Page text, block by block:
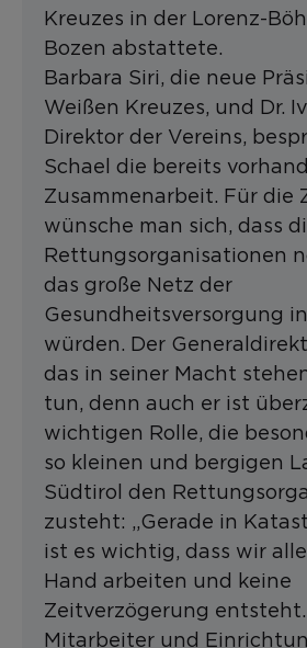
Kreuzes in der Lorenz-
Bozen abstattete.
Barbara Siri, die neue
Weißen Kreuzes, und Dr.
Direktor der Vereins,
Schael die bereits
Zusammenarbeit. Für die
wünsche man sich, dass
Rettungsorganisationen
das große Netz der
Gesundheitsversorgung
würden. Der
das in seiner Macht
tun, denn auch er ist
wichtigen Rolle, die
so kleinen und bergigen
Südtirol den
zusteht: „Gerade in
ist es wichtig, dass wir
Hand arbeiten und keine
Zeitverzögerung entsteht.
Mitarbeiter und